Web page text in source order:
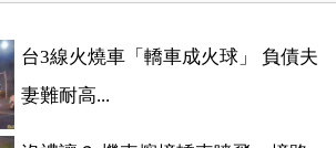
台3線火燒車「轎車成火球」 負債夫
妻難耐高...